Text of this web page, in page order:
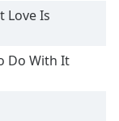
Love Is
Do With It